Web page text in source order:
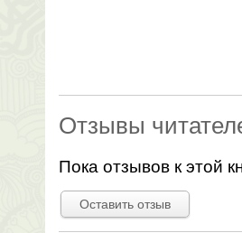
Отзывы
Пока отзывов к этой
Оставить отзыв